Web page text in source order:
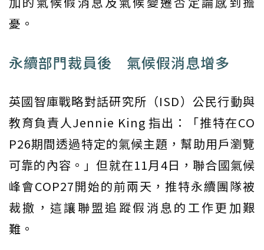
憂。
永續部門裁員後 氣候假消息增多
英國智庫戰略對話研究所（ISD）公民行動與
教育負責人Jennie King 指出：「推特在CO
P26期間透過特定的氣候主題，幫助用戶瀏覽
可靠的內容。」但就在11月4日，聯合國氣候
峰會COP27開始的前兩天，推特永續團隊被
裁撤，這讓聯盟追蹤假消息的工作更加艱
難。